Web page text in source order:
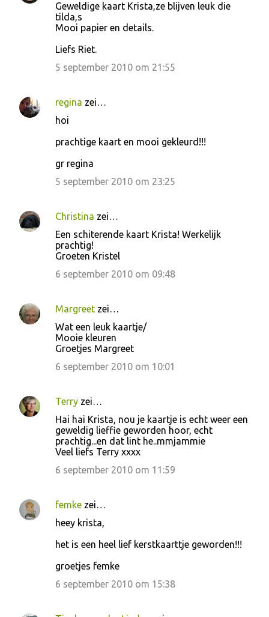
Geweldige kaart Krista,ze blijven leuk die
tilda,s
Mooi papier en details.
Liefs Riet.
5 september 2010 om 21:55
regina zei…
hoi
prachtige kaart en mooi gekleurd!!!
gr regina
5 september 2010 om 23:25
Christina zei…
Een schiterende kaart Krista! Werkelijk
prachtig!
Groeten Kristel
6 september 2010 om 09:48
Margreet zei…
Wat een leuk kaartje/
Mooie kleuren
Groetjes Margreet
6 september 2010 om 10:01
Terry zei…
Hai hai Krista, nou je kaartje is echt weer een
geweldig lieffie geworden hoor, echt
prachtig...en dat lint he..mmjammie
Veel liefs Terry xxxx
6 september 2010 om 11:59
femke zei…
heey krista,
het is een heel lief kerstkaarttje geworden!!!
groetjes femke
6 september 2010 om 15:38